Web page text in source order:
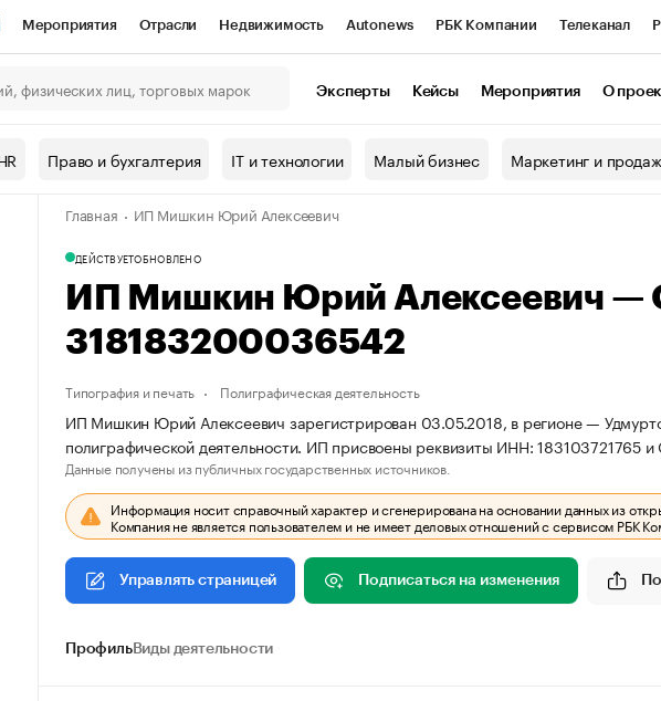
Мероприятия Отрасли Недвижимость Autonews РБК Компании Телеканал
СПб Спецпроекты Проверка контрагентов
Рынок наличной валюты
Эксперты Кейсы Мероприятия О
Право и бухгалтерия IT и технологии Малый бизнес Маркетинг и
Главная ИП Мишкин Юрий Алексеевич
ДЕЙСТВУЕТОБНОВЛЕНО
ИП Мишкин Юрий Алексеевич
318183200036542
Типография и печать Полиграфическая деятельность
ИП Мишкин Юрий Алексеевич зарегистрирован 03.05.2018, в регионе —
полиграфической деятельности. ИП присвоены реквизиты ИНН:
Данные получены из публичных государственных источников.
Информация носит справочный характер и сгенерирована на основании данных из
Компания не является пользователем и не имеет деловых отношений с сервисом РБК
Управлять страницей Подписаться на изменения
ПрофильВиды деятельности